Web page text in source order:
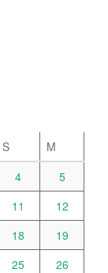
S
M
4
5
11
12
18
19
25
26